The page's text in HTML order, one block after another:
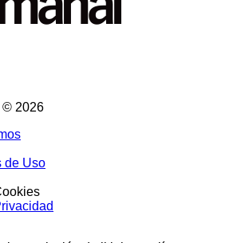
© 2026
de Uso